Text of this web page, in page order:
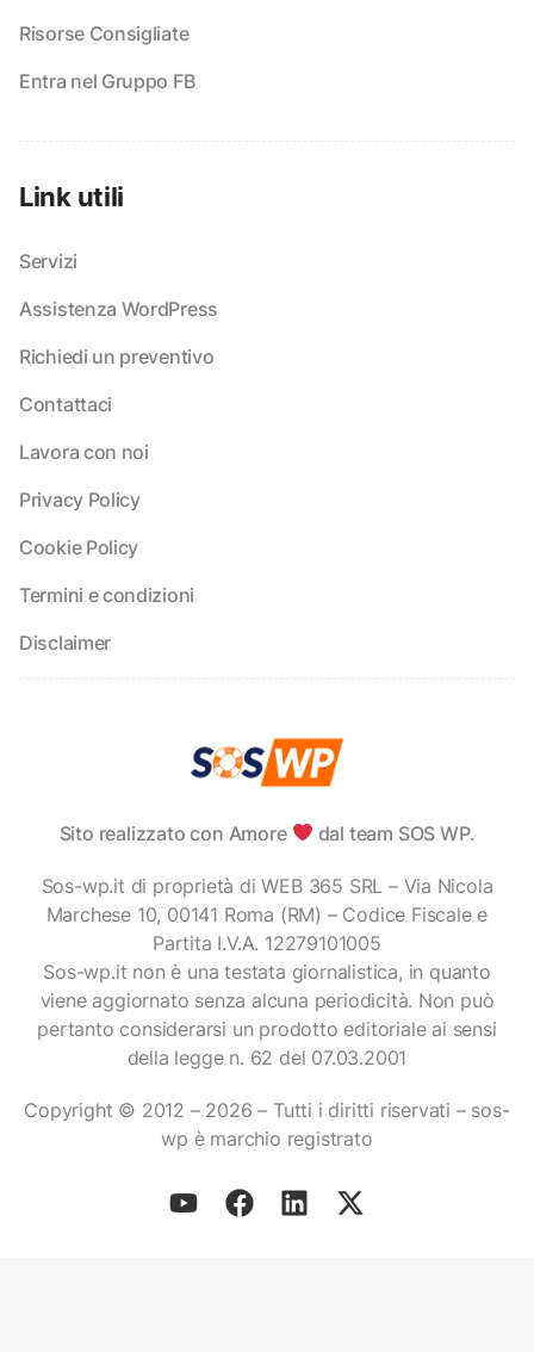
Risorse Consigliate
Entra nel Gruppo FB
Link utili
Servizi
Assistenza WordPress
Richiedi un preventivo
Contattaci
Lavora con noi
Privacy Policy
Cookie Policy
Termini e condizioni
Disclaimer
Sito realizzato con Amore dal team SOS WP.
Sos-wp.it di proprietà di WEB 365 SRL – Via Nicola
Marchese 10, 00141 Roma (RM) – Codice Fiscale e
Partita I.V.A. 12279101005
Sos-wp.it non è una testata giornalistica, in quanto
viene aggiornato senza alcuna periodicità. Non può
pertanto considerarsi un prodotto editoriale ai sensi
della legge n. 62 del 07.03.2001
Copyright © 2012 – 2026 – Tutti i diritti riservati – sos-
wp è marchio registrato